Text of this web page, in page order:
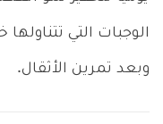
الوجبات التي تتناولها
وبعد تمرين الأثقال.